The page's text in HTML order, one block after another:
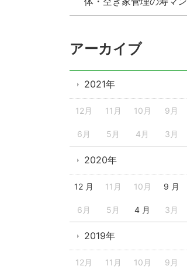
アーカイブ
2021年
12月 11月 10月 9月
6月 5月 4月 3月
2020年
12 月 11月 10月 9 月
6月 5月 4 月 3月
2019年
12月 11月 10月 9月